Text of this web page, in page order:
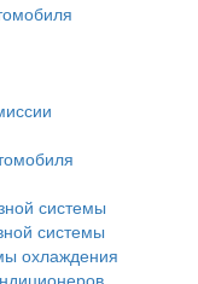
системы
системы
охлаждения